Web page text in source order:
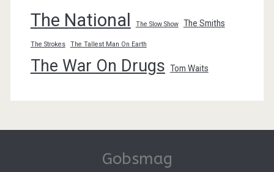
The National The Slow Show The Smiths
The Strokes The Tallest Man On Earth
The War On Drugs Tom Waits
Gobsmag